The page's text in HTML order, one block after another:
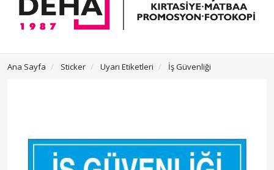
Ana Sayfa Sticker Uyarı Etiketleri İş Güvenliği